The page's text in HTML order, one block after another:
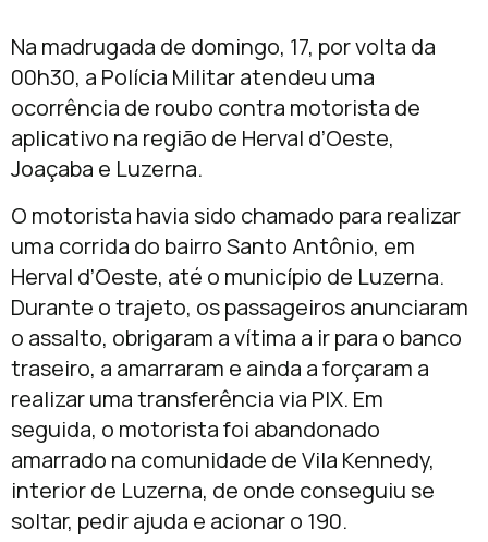
Na madrugada de domingo, 17, por volta da
00h30, a Polícia Militar atendeu uma
ocorrência de roubo contra motorista de
aplicativo na região de Herval d’Oeste,
Joaçaba e Luzerna.
O motorista havia sido chamado para realizar
uma corrida do bairro Santo Antônio, em
Herval d’Oeste, até o município de Luzerna.
Durante o trajeto, os passageiros anunciaram
o assalto, obrigaram a vítima a ir para o banco
traseiro, a amarraram e ainda a forçaram a
realizar uma transferência via PIX. Em
seguida, o motorista foi abandonado
amarrado na comunidade de Vila Kennedy,
interior de Luzerna, de onde conseguiu se
soltar, pedir ajuda e acionar o 190.